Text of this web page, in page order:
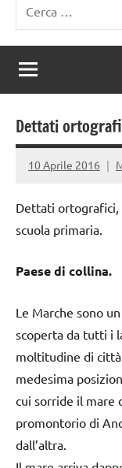
per:
Dettati
10 Aprile 2016
Dettati ortografici,
scuola primaria.
Paese di collina.
Le Marche sono
scoperta da tutti i
moltitudine di
medesima
cui sorride il mare
promontorio di
dall’altra.